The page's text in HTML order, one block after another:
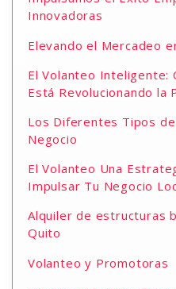
Innovadoras
Elevando el Mercadeo
El Volanteo Inteligente:
Está Revolucionando la
Los Diferentes Tipos
Negocio
El Volanteo Una
Impulsar Tu Negocio
Alquiler de estructuras
Quito
Volanteo y Promotoras